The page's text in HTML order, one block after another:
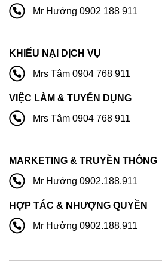
Mr Hưởng 0902 188 911
KHIẾU NẠI DỊCH VỤ
Mrs Tâm 0904 768 911
VIỆC LÀM & TUYỂN DỤNG
Mrs Tâm 0904 768 911
MARKETING & TRUYỀN THÔNG
Mr Hưởng 0902.188.911
HỢP TÁC & NHƯỢNG QUYỀN
Mr Hưởng 0902.188.911